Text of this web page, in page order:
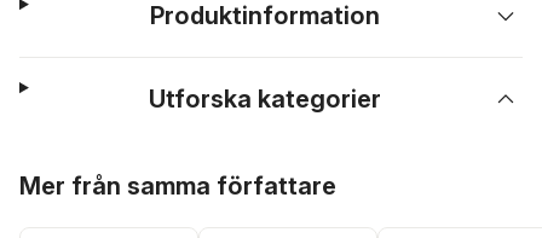
Produktinformation
Utforska kategorier
Mer från samma författare